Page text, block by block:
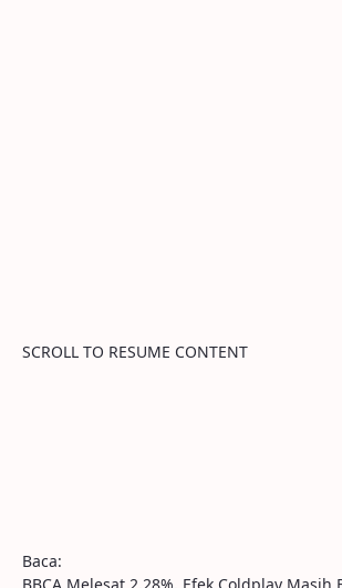
SCROLL TO RESUME CONTENT
Baca: